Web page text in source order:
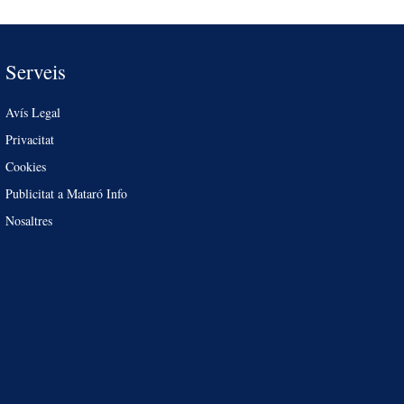
Serveis
Avís Legal
Privacitat
Cookies
Publicitat a Mataró Info
Nosaltres